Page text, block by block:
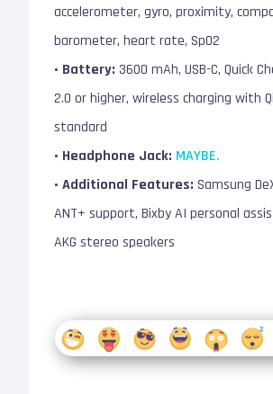
accelerometer, gyro, proximity,
barometer, heart rate, SpO2
• Battery: 3600 mAh, USB-C, Quick
2.0 or higher, wireless charging with Qi
standard
• Headphone Jack: MAYBE.
• Additional Features: Samsung
ANT+ support, Bixby AI personal
AKG stereo speakers